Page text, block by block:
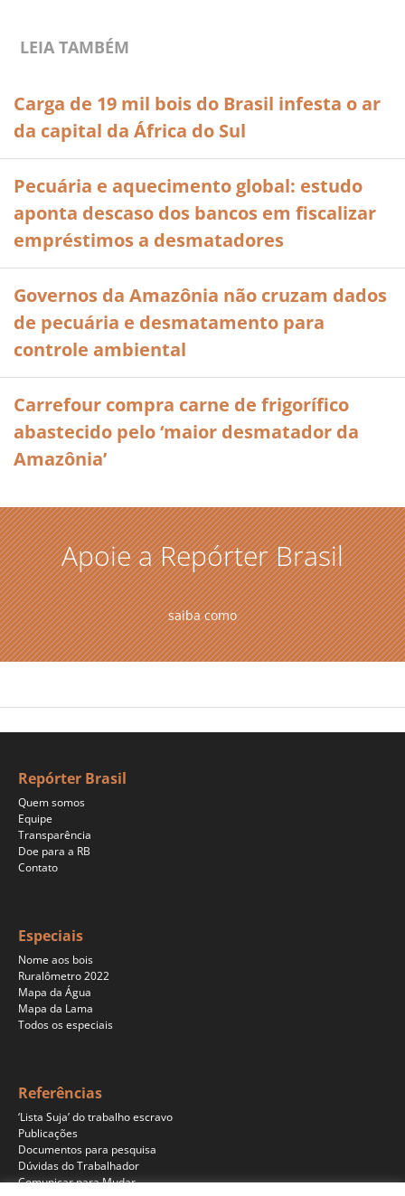
LEIA TAMBÉM
Carga de 19 mil bois do Brasil infesta o ar
da capital da África do Sul
Pecuária e aquecimento global: estudo
aponta descaso dos bancos em fiscalizar
empréstimos a desmatadores
Governos da Amazônia não cruzam dados
de pecuária e desmatamento para
controle ambiental
Carrefour compra carne de frigorífico
abastecido pelo ‘maior desmatador da
Amazônia’
Apoie a Repórter Brasil
saiba como
Repórter Brasil
Quem somos
Equipe
Transparência
Doe para a RB
Contato
Especiais
Nome aos bois
Ruralômetro 2022
Mapa da Água
Mapa da Lama
Todos os especiais
Referências
‘Lista Suja’ do trabalho escravo
Publicações
Documentos para pesquisa
Dúvidas do Trabalhador
Comunicar para Mudar